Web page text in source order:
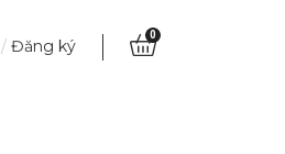
/ Đăng ký
0